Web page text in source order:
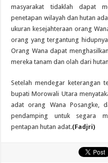
masyarakat tidaklah dapat
penetapan wilayah dan hutan
ukuran kesejahteraan orang
orang yang tergantung
Orang Wana dapat
mereka tanam dan olah dari
Setelah mendegar keterangan
bupati Morowali Utara
adat orang Wana Posangke,
pendamping untuk segara
pentapan hutan adat.(Fadjri)